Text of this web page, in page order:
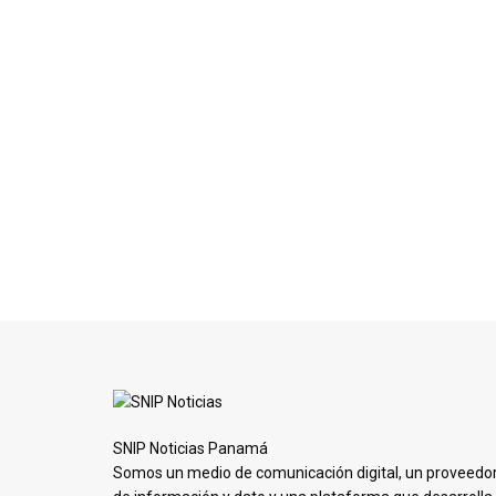
SNIP Noticias Panamá
Somos un medio de comunicación digital, un